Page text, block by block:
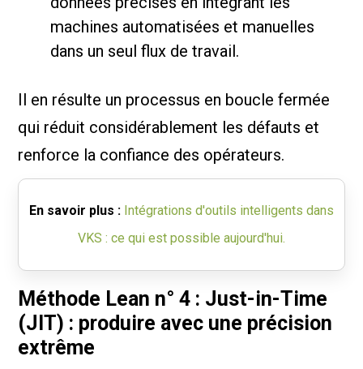
machines automatisées et manuelles
dans un seul flux de travail.
Il en résulte un processus en boucle fermée
qui réduit considérablement les défauts et
renforce la confiance des opérateurs.
En savoir plus : Intégrations d'outils intelligents dans
VKS : ce qui est possible aujourd'hui.
Méthode Lean n° 4 : Just-in-Time
(JIT) : produire avec une précision
extrême